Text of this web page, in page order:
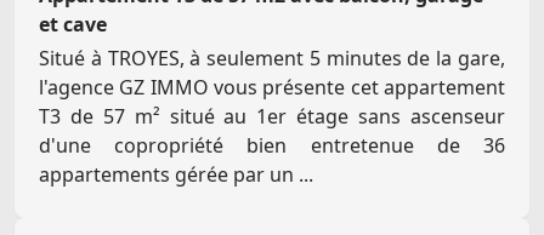
et cave
Situé à TROYES, à seulement 5 minutes de la gare,
l'agence GZ IMMO vous présente cet appartement
T3 de 57 m² situé au 1er étage sans ascenseur
d'une copropriété bien entretenue de 36
appartements gérée par un ...